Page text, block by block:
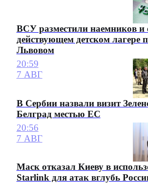
ВСУ разместили наемников и
действующем детском лагере
Львовом
20:59
7 АВГ
В Сербии назвали визит
Белград местью ЕС
20:56
7 АВГ
Маск отказал Киеву в
Starlink для атак вглубь